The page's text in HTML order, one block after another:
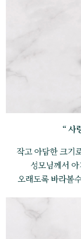
“ 사
작고 아담한 크기
성모님께서
오래도록 바라볼